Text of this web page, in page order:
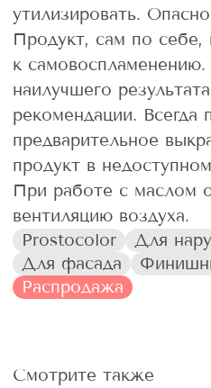
утилизировать.
Продукт, сам по себе,
к
наилучшего
рекомендации. Всегда
предварительное
продукт в
При работе с маслом
вентиляцию воздуха.
Prostocolor
Для
Для фасада
Распродажа
Смотрите также